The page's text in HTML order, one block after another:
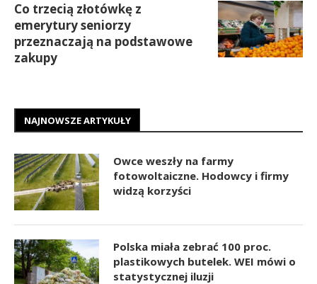
Co trzecią złotówkę z
emerytury seniorzy
przeznaczają na podstawowe
zakupy
NAJNOWSZE ARTYKUŁY
Owce weszły na farmy
fotowoltaiczne. Hodowcy i firmy
widzą korzyści
Polska miała zebrać 100 proc.
plastikowych butelek. WEI mówi o
statystycznej iluzji